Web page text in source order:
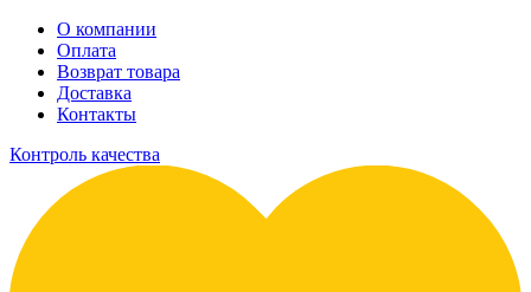
О компании
Оплата
Возврат товара
Доставка
Контакты
Контроль качества